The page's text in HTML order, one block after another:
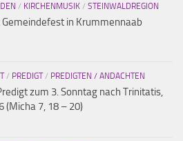
/ KIRCHENMUSIK / STEINWALDREGION
in Krummennaab
/ PREDIGT/ PREDIGTEN / ANDACHTEN
zum 3. Sonntag nach Trinitatis,
(Micha 7, 18 – 20)